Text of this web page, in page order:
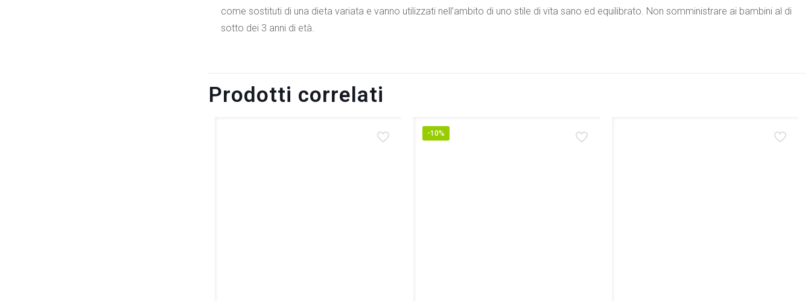
come sostituti di una dieta variata e vanno utilizzati nell’ambito di uno stile di vita sano ed equilibrato. Non somministrare ai bambini al di
sotto dei 3 anni di età.
Prodotti correlati
-10%